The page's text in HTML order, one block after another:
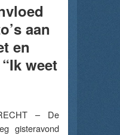
aan
en
weet
– De
gisteravond